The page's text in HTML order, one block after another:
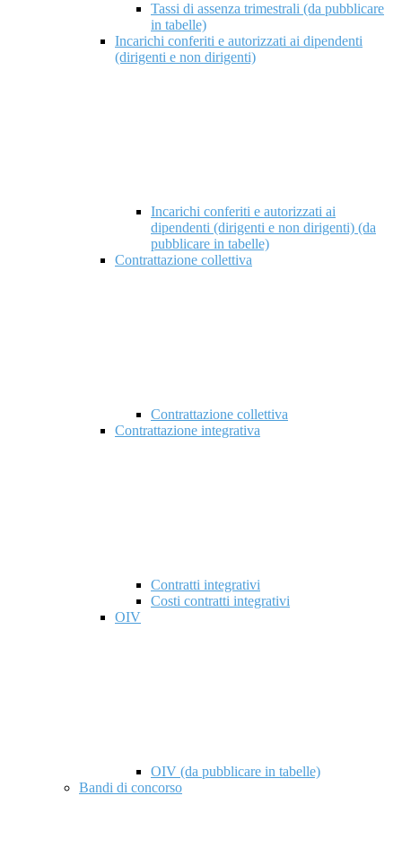
Tassi di assenza trimestrali (da pubblicare
in tabelle)
Incarichi conferiti e autorizzati ai dipendenti
(dirigenti e non dirigenti)
Incarichi conferiti e autorizzati ai
dipendenti (dirigenti e non dirigenti) (da
pubblicare in tabelle)
Contrattazione collettiva
Contrattazione collettiva
Contrattazione integrativa
Contratti integrativi
Costi contratti integrativi
OIV
OIV (da pubblicare in tabelle)
Bandi di concorso